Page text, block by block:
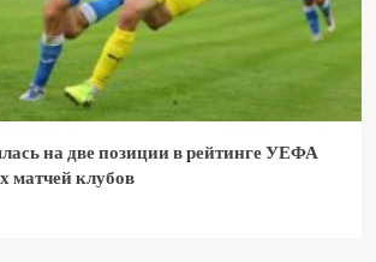
на две позиции в рейтинге УЕФА
матчей клубов